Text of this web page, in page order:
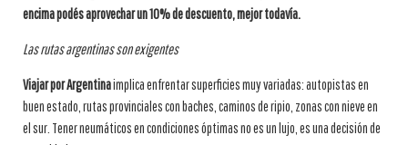
encima podés aprovechar un 10% de descuento, mejor todavía.
Las rutas argentinas son exigentes
Viajar por Argentinaimplica enfrentar superficies muy variadas: autopistas en
buen estado, rutas provinciales con baches, caminos de ripio, zonas con nieve en
el sur. Tener neumáticos en condiciones óptimas no es un lujo, es una decisión de